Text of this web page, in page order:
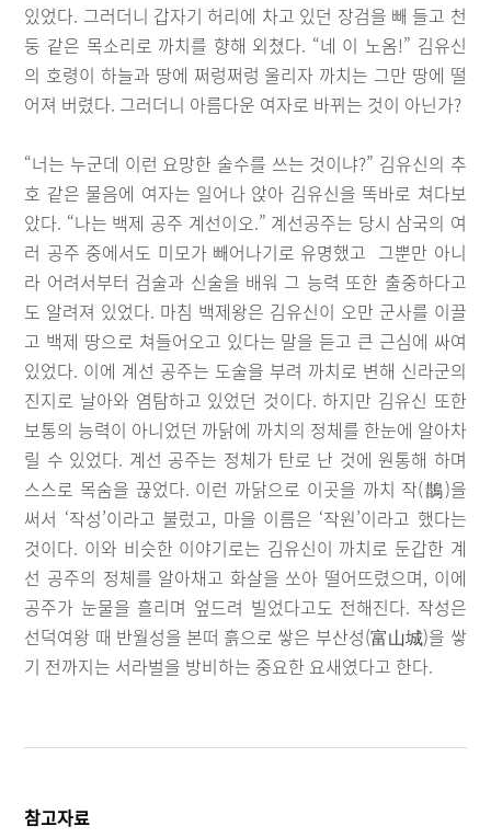
있었다. 그러더니 갑자기 허리에 차고 있던 장검을 빼 들고 천
둥 같은 목소리로 까치를 향해 외쳤다. “네 이 노옴!” 김유신
의 호령이 하늘과 땅에 쩌렁쩌렁 울리자 까치는 그만 땅에 떨
어져 버렸다. 그러더니 아름다운 여자로 바뀌는 것이 아닌가?
“너는 누군데 이런 요망한 술수를 쓰는 것이냐?” 김유신의 추
호 같은 물음에 여자는 일어나 앉아 김유신을 똑바로 쳐다보
았다. “나는 백제 공주 계선이오.” 계선공주는 당시 삼국의 여
러 공주 중에서도 미모가 빼어나기로 유명했고 그뿐만 아니
라 어려서부터 검술과 신술을 배워 그 능력 또한 출중하다고
도 알려져 있었다. 마침 백제왕은 김유신이 오만 군사를 이끌
고 백제 땅으로 쳐들어오고 있다는 말을 듣고 큰 근심에 싸여
있었다. 이에 계선 공주는 도술을 부려 까치로 변해 신라군의
진지로 날아와 염탐하고 있었던 것이다. 하지만 김유신 또한
보통의 능력이 아니었던 까닭에 까치의 정체를 한눈에 알아차
릴 수 있었다. 계선 공주는 정체가 탄로 난 것에 원통해 하며
스스로 목숨을 끊었다. 이런 까닭으로 이곳을 까치 작(鵲)을
써서 ‘작성’이라고 불렀고, 마을 이름은 ‘작원’이라고 했다는
것이다. 이와 비슷한 이야기로는 김유신이 까치로 둔갑한 계
선 공주의 정체를 알아채고 화살을 쏘아 떨어뜨렸으며, 이에
공주가 눈물을 흘리며 엎드려 빌었다고도 전해진다. 작성은
선덕여왕 때 반월성을 본떠 흙으로 쌓은 부산성(富山城)을 쌓
기 전까지는 서라벌을 방비하는 중요한 요새였다고 한다.
참고자료